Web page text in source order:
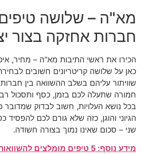
מא"ה – שלושה
חברות אחזקה בצור
הכירו את ראשי התיבות מא"ה – מחיר,
כאן על שלושה קריטריונים חשובים
שוויתור עליהם בשלב ההשוואה בין
חמורה שתעלה לכם בזמן, כסף ותסכול
בכל נושא העלויות, חשוב לבדוק שמדובר
הגיוני והוגן, כזה שלא גורם לכם
שני – סכום שאינו נמוך בצורה חשודה.
מידע נוסף: 5 טיפים מומלצים להשוואות מחירי חברות ניקיון